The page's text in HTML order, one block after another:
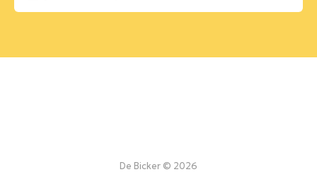
De Bicker © 2026